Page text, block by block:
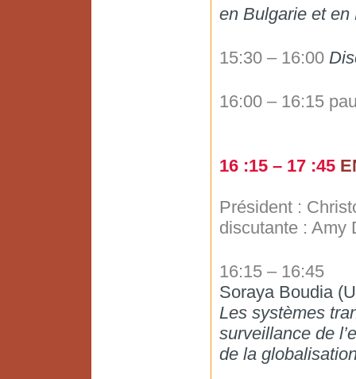
en Bulgarie et en
15:30 – 16:00
16:00 – 16:15
16 :15 – 17 :45
Président :
discutante : Amy
16:15 – 16:45
Soraya Boudia
Les systèmes
surveillance de
de la